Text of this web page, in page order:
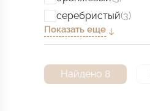
серебристый(3)
Показать еще
Найдено 8